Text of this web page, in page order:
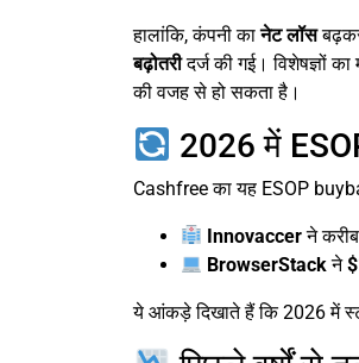
हालांकि, कंपनी कानेट लॉस
बढ़ोतरीदर्ज की गई। विशेषज्ञों
की वजह से हो सकता है।
2026 में
Cashfree का यह ESOP
Innovaccerने
BrowserStackने
ये आंकड़े दिखाते हैं कि 2026 में